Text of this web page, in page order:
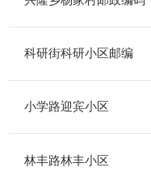
科研街科研小区邮编
小学路迎宾小区
林丰路林丰小区